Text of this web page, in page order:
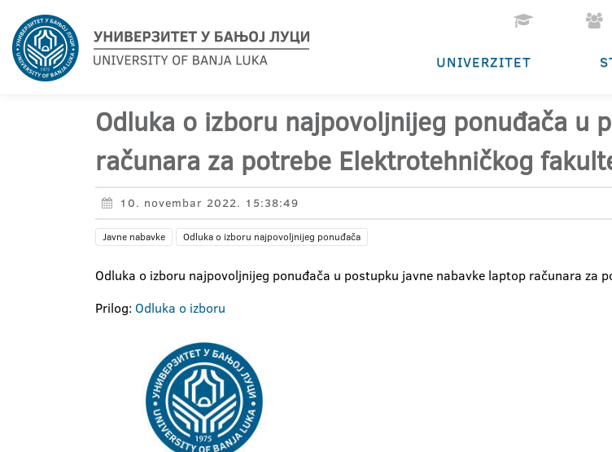
UNIVERZITET
Odluka o izboru najpovoljnijeg ponuđača u
računara za potrebe Elektrotehničkog
10. novembar 2022. 15:38:49
Javne nabavke Odluka o izboru najpovoljnijeg ponuđača
Odluka o izboru najpovoljnijeg ponuđača u postupku javne nabavke laptop računara za
Prilog: Odluka o izboru